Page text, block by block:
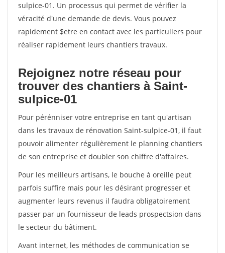
sulpice-01. Un processus qui permet de vérifier la
véracité d'une demande de devis. Vous pouvez
rapidement $etre en contact avec les particuliers pour
réaliser rapidement leurs chantiers travaux.
Rejoignez notre réseau pour
trouver des chantiers à Saint-
sulpice-01
Pour pérénniser votre entreprise en tant qu'artisan
dans les travaux de rénovation Saint-sulpice-01, il faut
pouvoir alimenter régulièrement le planning chantiers
de son entreprise et doubler son chiffre d'affaires.
Pour les meilleurs artisans, le bouche à oreille peut
parfois suffire mais pour les désirant progresser et
augmenter leurs revenus il faudra obligatoirement
passer par un fournisseur de leads prospectsion dans
le secteur du bâtiment.
Avant internet, les méthodes de communication se